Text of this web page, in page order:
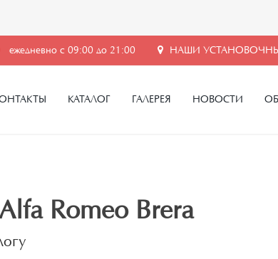
ежедневно с 09:00 до 21:00 НАШИ
КАТАЛОГ ГАЛЕРЕЯ НОВОСТИ
Romeo Brera